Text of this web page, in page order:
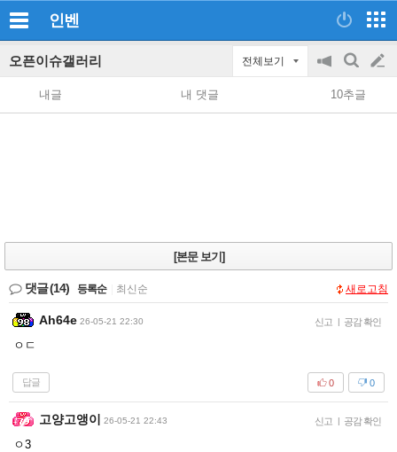
인벤
오픈이슈갤러리 전체보기
공
지
on/off
검
색
글
쓰
내글 내 댓글 10추글
[본문 보기]
댓글(14) 등록순 최신순 새로고침
Ah64e 26-05-21 22:30 신고 | 공감 확인
ㅇㄷ
답글 0
0
고양고앵이 26-05-21 22:43 신고 | 공감 확인
ㅇ3